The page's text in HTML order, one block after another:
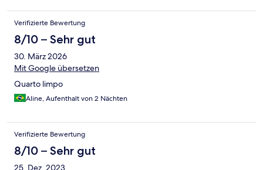
Verifizierte Bewertung
8/10 – Sehr gut
30. März 2026
Mit Google übersetzen
Quarto limpo
Aline, Aufenthalt von 2 Nächten
Verifizierte Bewertung
8/10 – Sehr gut
25. Dez. 2023